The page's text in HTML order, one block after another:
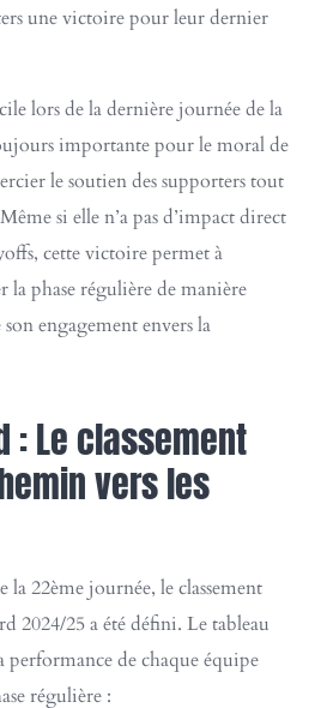
une victoire pour leur dernier
lors de la dernière journée de la
importante pour le moral de
le soutien des supporters tout
si elle n’a pas d’impact direct
cette victoire permet à
phase régulière de manière
engagement envers la
: Le classement
vers les
la 22ème journée, le classement
2024/25 a été défini. Le tableau
performance de chaque équipe
régulière :